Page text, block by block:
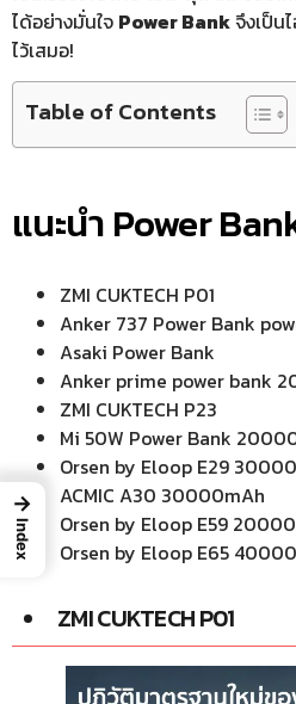
ได้อย่างมั่นใจ Power Bankจึงเป็น
ไว้เสมอ!
Table of Contents
แนะนำ Power
ZMI CUKTECH P01
Anker 737 Power Bank
Asaki Power Bank
Anker prime power bank
ZMI CUKTECH P23
Mi 50W Power Bank
Orsen by Eloop E29
ACMIC A30 30000mAh
Orsen by Eloop E59
Orsen by Eloop E65
ZMI CUKTECH P01
→
Index